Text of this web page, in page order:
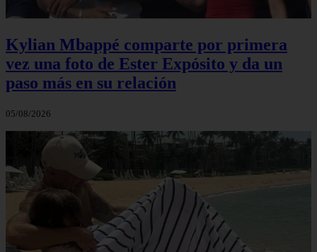
Kylian Mbappé comparte por primera
vez una foto de Ester Expósito y da un
paso más en su relación
05/08/2026